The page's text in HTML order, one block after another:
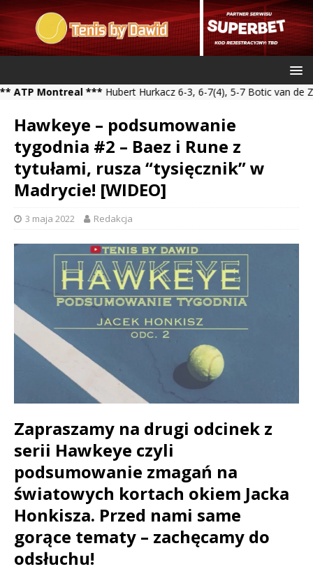
Montreal ***Hubert Hurkacz 6-3, 6-7(4), 5-7 Botic van de
Hawkeye – podsumowanie
tygodnia #2 – Baez i Rune z
tytułami, rusza “tysięcznik” w
Madrycie! [WIDEO]
3 maja 2022 Redakcja
Zapraszamy na drugi odcinek z
serii Hawkeye czyli
podsumowanie zmagań na
światowych kortach okiem Jacka
Honkisza. Przed nami same
gorące tematy – zachęcamy do
odsłuchu!